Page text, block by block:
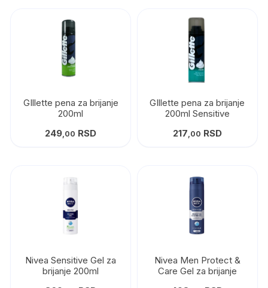
GIllette pena za brijanje
200ml
249,00 RSD
GIllette pena za brijanje
200ml Sensitive
217,00 RSD
Nivea Sensitive Gel za
brijanje 200ml
Nivea Men Protect &
Care Gel za brijanje